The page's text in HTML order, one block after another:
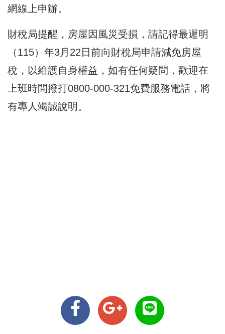
網線上申辦。
財稅局提醒，房屋因風災受損，請記得最遲明
（115）年3月22日前向財稅局申請減免房屋
稅，以維護自身權益，如有任何疑問，歡迎在
上班時間撥打0800-000-321免費服務電話，將
有專人竭誠說明。